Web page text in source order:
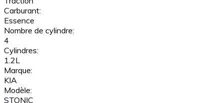
Carburant:
Essence
Nombre de cylindre:
4
Cylindres:
1.2L
Marque:
KIA
Modèle:
STONIC